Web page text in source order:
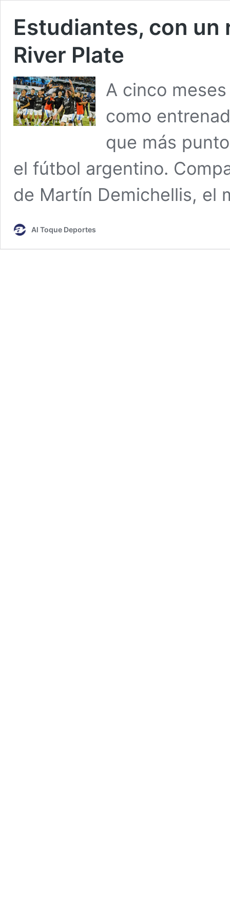
Estudiantes, con
River Plate
A cinco
como
que más
el fútbol argentino.
de Martín Demichellis, el
Al Toque Deportes